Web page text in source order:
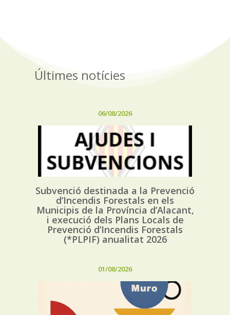
Últimes notícies
06/08/2026
Subvenció destinada a la Prevenció
d’Incendis Forestals en els
Municipis de la Província d’Alacant,
i execució dels Plans Locals de
Prevenció d’Incendis Forestals
(*PLPIF) anualitat 2026
01/08/2026